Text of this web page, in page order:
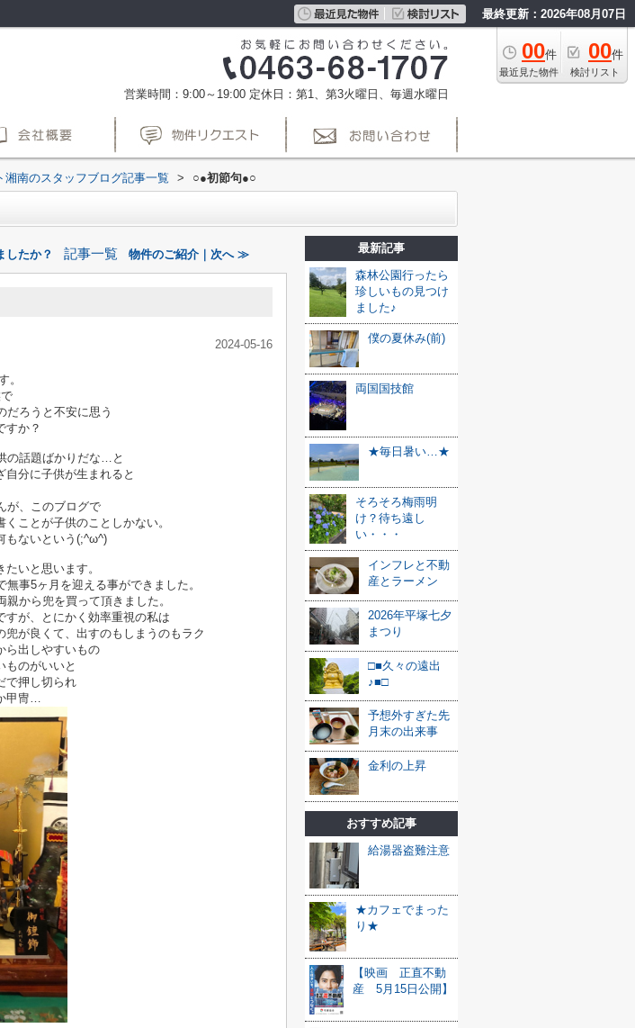
最終更新：2026年08月07日
00件
最近見た物件
00件
検討リスト
営業時間：9:00～19:00 定休日：第1、第3火曜日、毎週水曜日
湘南のスタッフブログ記事一覧 > ○●初節句●○
たか？ 記事一覧 物件のご紹介｜次へ ≫
2024-05-16
。
だろうと不安に思う
すか？
の話題ばかりだな…と
分に子供が生まれると
が、このブログで
ことが子供のことしかない。
もないという(;^ω^)
いと思います。
事5ヶ月を迎える事ができました。
から兜を買って頂きました。
が、とにかく効率重視の私は
兜が良くて、出すのもしまうのもラク
ら出しやすいもの
ものがいいと
で押し切られ
甲冑…
最新記事
森林公園行ったら
珍しいもの見つけ
ました♪
僕の夏休み(前)
両国国技館
★毎日暑い…★
そろそろ梅雨明
け？待ち遠し
い・・・
インフレと不動
産とラーメン
2026年平塚七夕
まつり
□■久々の遠出
♪■□
予想外すぎた先
月末の出来事
金利の上昇
おすすめ記事
給湯器盗難注意
★カフェでまった
り★
【映画 正直不動
産 5月15日公開】